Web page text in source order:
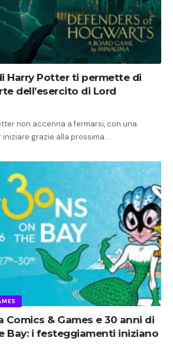
Harry Potter ti permette di
dell’esercito di Lord
non accenna a fermarsi, con una
grazie alla prossima…
Comics & Games e 30 anni di
Bay: i festeggiamenti iniziano